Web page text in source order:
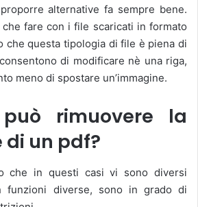
alternative fa sempre bene.
fare con i file scaricati in formato
che questa tipologia di file è piena di
di modificare nè una riga,
meno di spostare un’immagine.
rimuovere la
di un pdf?
che in questi casi vi sono diversi
funzioni diverse, sono in grado di